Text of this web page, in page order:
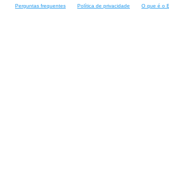
Perguntas frequentes Política de privacidade O que é o